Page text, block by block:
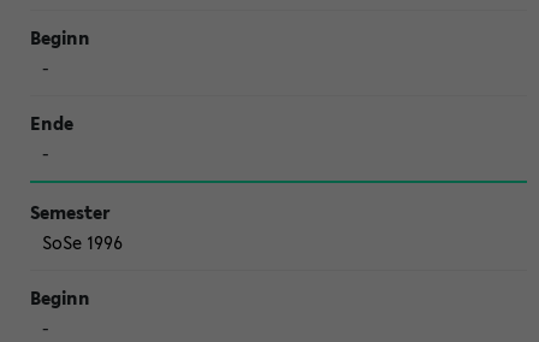
-
-
SoSe 1996
-